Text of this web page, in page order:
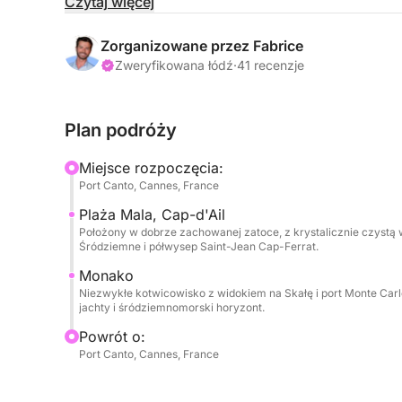
Uwaga: Możesz wybrać miejsce rejsu. To są
Wypłynięcia i przypłynięcia odbywają się z portu
***
Przeżyj wyjątkowy dzień na pokładzie swojego
Morza Śródziemnego i wyrafinowaną
pięknie wybrzeża Lazurowego Wybrzeża.
Wyruszając z Zatoki Juan, popłyniemy na
Villefranche-sur-Mer, znanej z głębokich wód i
Zorganizowane przez Fabrice
Zweryfikowana łódź·41 recenzje
Plan podróży
Miejsce rozpoczęcia:
Port Canto, Cannes, France
Plaża Mala, Cap-d'Ail
Położony w dobrze zachowanej zatoce, z krystalicznie
Śródziemne i półwysep Saint-Jean Cap-Ferrat.
Monako
Niezwykłe kotwicowisko z widokiem na Skałę i port Monte
jachty i śródziemnomorski horyzont.
Powrót o:
Port Canto, Cannes, France